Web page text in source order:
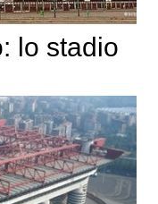
lo stadio